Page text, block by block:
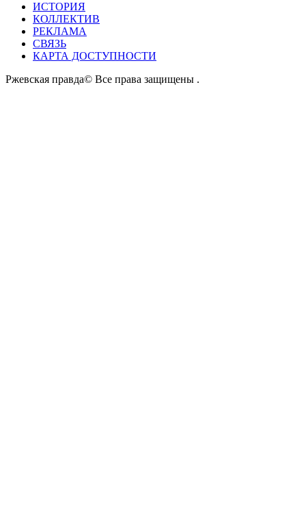
ИСТОРИЯ
КОЛЛЕКТИВ
РЕКЛАМА
СВЯЗЬ
КАРТА ДОСТУПНОСТИ
Ржевская правда© Все права защищены .